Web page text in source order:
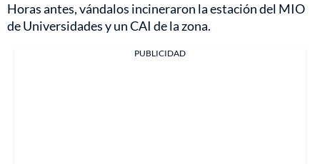
Horas antes, vándalos incineraron la estación del MIO
de Universidades y un CAI de la zona.
PUBLICIDAD